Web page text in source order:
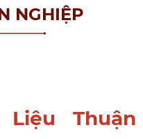
NGHIỆP
Thuận